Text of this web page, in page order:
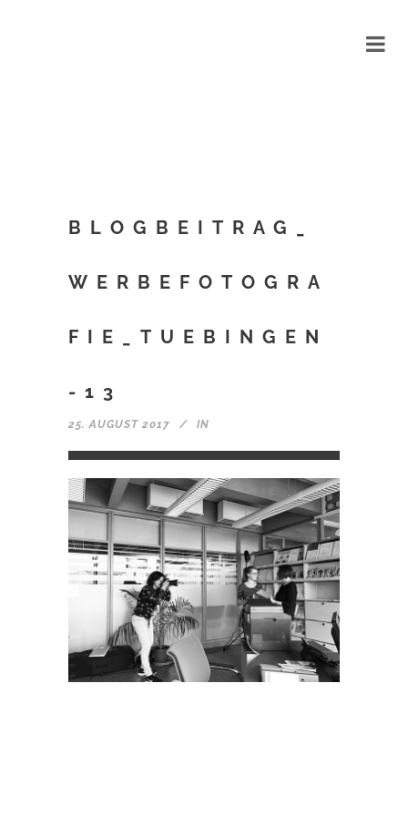
BLOGBEITRAG_
WERBEFOTOGRA
FIE_TUEBINGEN
-13
25. AUGUST 2017 IN